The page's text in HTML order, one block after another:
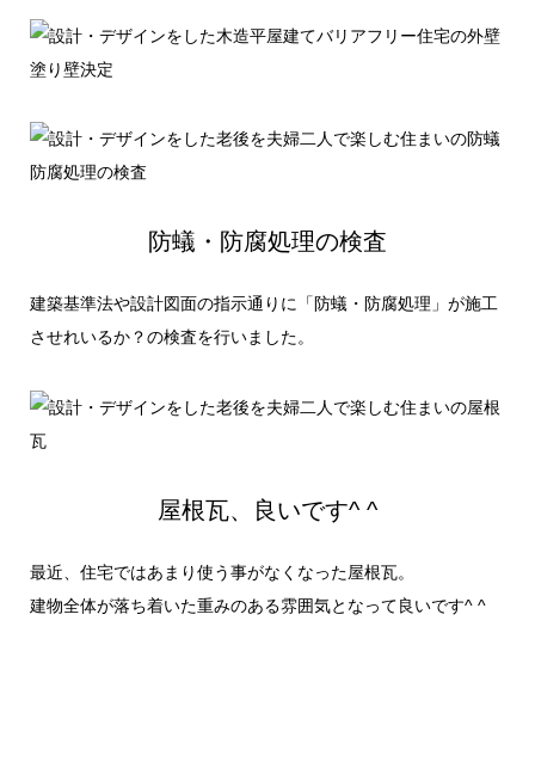
防蟻・防腐処理の検査
建築基準法や設計図面の指示通りに「防蟻・防腐処理」が施工
させれいるか？の検査を行いました。
屋根瓦、良いです^ ^
最近、住宅ではあまり使う事がなくなった屋根瓦。
建物全体が落ち着いた重みのある雰囲気となって良いです^ ^